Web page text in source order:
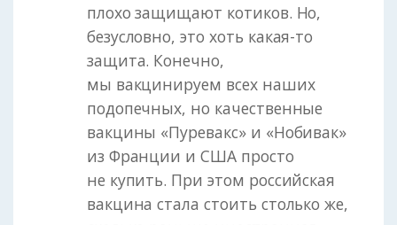
плохо защищают котиков. Но,
безу­словно, это хоть какая-то
защита. Конечно,
мы вакцинируем всех наших
подопечных, но качественные
вакцины «Пуревакс» и «Нобивак»
из Франции и США просто
не купить. При этом российская
вакцина стала стоить столько же,